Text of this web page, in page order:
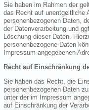
Sie haben im Rahmen der
das Recht auf unentgeltliche
personenbezogenen Daten,
der Datenverarbeitung und
Löschung dieser Daten.
personenbezogene Daten
Impressum angegebenen
Recht auf Einschränkung
Sie haben das Recht, die
personenbezogenen Daten
unter der im Impressum
auf Einschränkung der